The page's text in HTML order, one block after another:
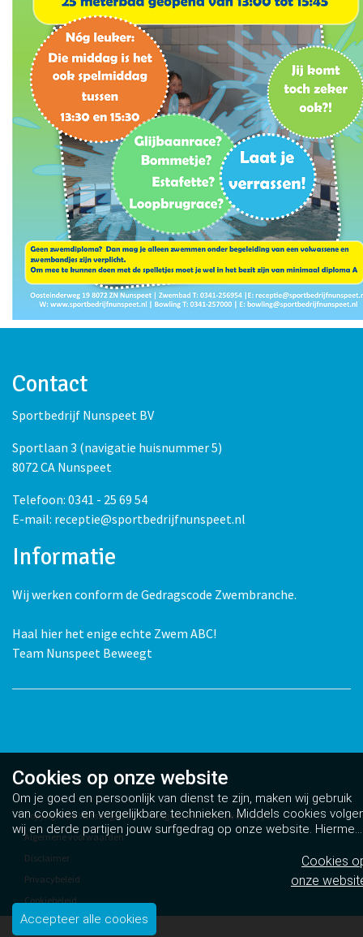
Contact
Sportbedrijf Nunspeet BV
Sportlaan 3 (navigatie huisnummer 5)
8072 CA Nunspeet
Telefoon: 0341 - 25 69 54
E-mail: receptie@sportbedrijfnunspeet.nl
Informatie
Wij werken conform de Gedragscode Zwembranche.
Haal hier het enige echte Zwem ABC!
Team Nunspeet Beweegt
Copyright De Wiltsangh 2026 - Aangeboden doorZwem Apps
Algemene voorwaarden
Disclaimer
Privacybeleid
Cookiebeleid
Cookies op onze website
Om je goed en persoonlijk van dienst te zijn, maken wij gebruik
van cookies en vergelijkbare technieken. Middels cookies
wij en derde partijen jouw surfgedrag op onze website. Hiermee
tonen wij gepersonaliseerde advertenties en dit maakt het voor
jou mogelijk om informatie te delen via social media.
Bekijk ons
cookiebeleid
Cookies
onze
Accepteer alle cookies